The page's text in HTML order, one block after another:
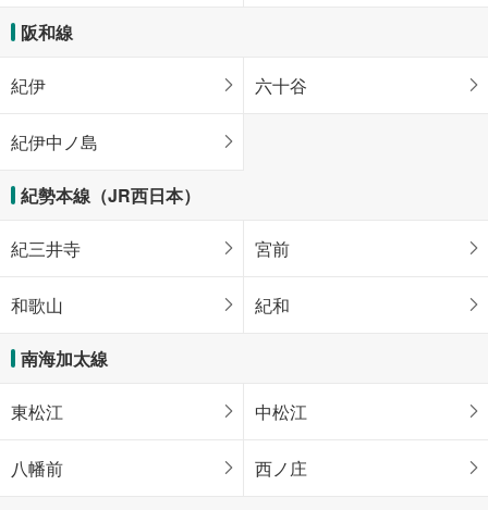
阪和線
紀伊 六十谷
紀伊中ノ島
紀勢本線（JR西日本）
紀三井寺 宮前
和歌山 紀和
南海加太線
東松江 中松江
八幡前 西ノ庄